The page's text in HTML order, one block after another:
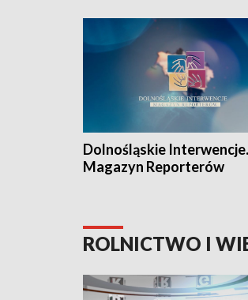
Dolnośląskie Interwencje.
Magazyn Reporterów
ROLNICTWO I